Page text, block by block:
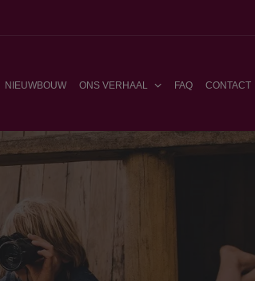
NIEUWBOUW ONS VERHAAL FAQ CONTACT